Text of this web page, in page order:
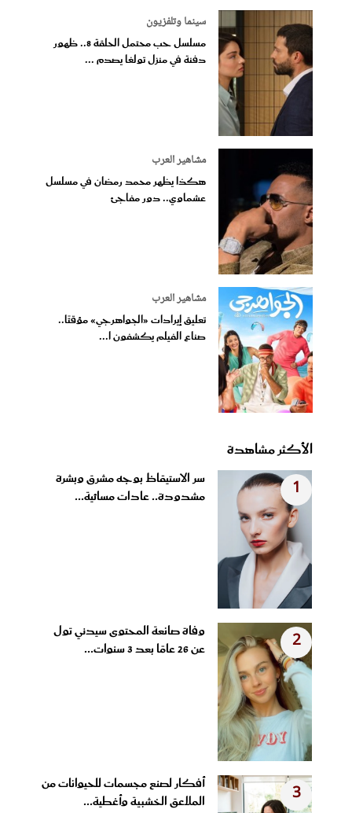
سينما وتلفزيون
مسلسل حب محتمل الحلقة 8.. ظهور
دفنة في منزل تولغا يصدم ...
مشاهير العرب
هكذا يظهر محمد رمضان في مسلسل
عشماوي.. دور مفاجئ
مشاهير العرب
تعليق إيرادات «الجواهرجي» مؤقتًا..
صناع الفيلم يكشفون ا...
الأكثر مشاهدة
1
سر الاستيقاظ بوجه مشرق وبشرة
مشدودة.. عادات مسائية...
2
وفاة صانعة المحتوى سيدني تول
عن 26 عامًا بعد 3 سنوات...
3
أفكار لصنع مجسمات للحيوانات من
الملاعق الخشبية وأغطية...